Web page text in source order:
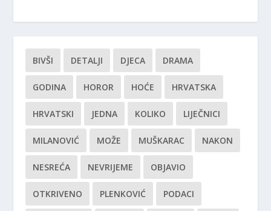
BIVŠI DETALJI DJECA DRAMA
GODINA HOROR HOĆE HRVATSKA
HRVATSKI JEDNA KOLIKO LIJEČNICI
MILANOVIĆ MOŽE MUŠKARAC NAKON
NESREĆA NEVRIJEME OBJAVIO
OTKRIVENO PLENKOVIĆ PODACI